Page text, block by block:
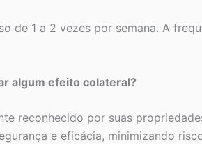
de 1 a 2 vezes por semana. A
algum efeito colateral?
reconhecido por suas
e eficácia, minimizando